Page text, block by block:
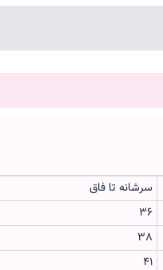
سرشانه تا فاق
36
38
41